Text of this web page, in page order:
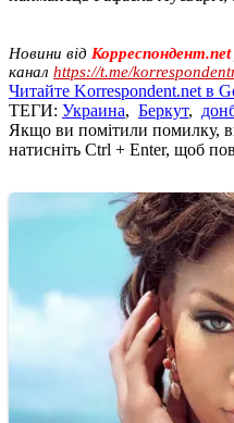
Новини від Корреспондент.net
канал https://t.me/
Читайте Korrespondent.net в
ТЕГИ: Украина, Беркут,
Якщо ви помітили помилку,
натисніть Ctrl + Enter, щоб